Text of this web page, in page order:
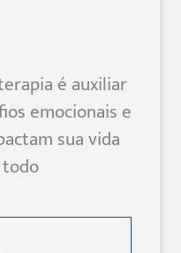
é auxiliar
emocionais e
sua vida